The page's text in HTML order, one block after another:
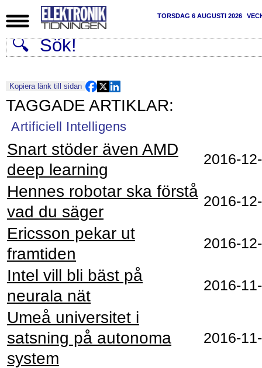
TORSDAG 6 AUGUSTI 2026
Kopiera länk till sidan
Artificiell Intelligens
Snart stöder även AMD
deep learning
Hennes robotar ska förstå
vad du säger
Ericsson pekar ut
framtiden
Intel vill bli bäst på
neurala nät
Umeå universitet i
satsning på autonoma
system